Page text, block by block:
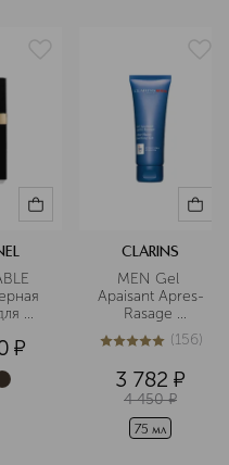
¤
CLARINS
MEN Gel
Apaisant Apres-
Rasage
Успокаивающий
гель после
5из 5156 (156)
3 782 ¤
4 450 ¤
75 мл